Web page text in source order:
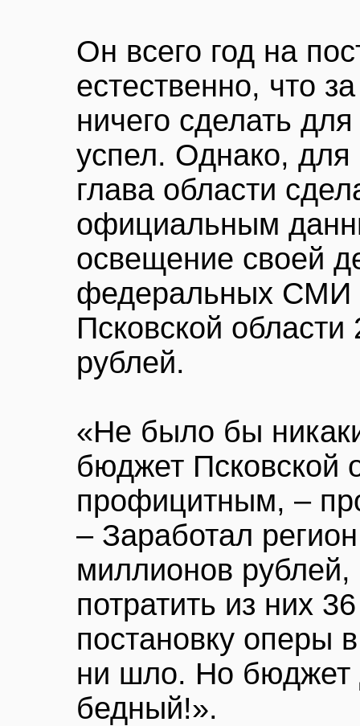
Он всего год на
естественно, что
ничего сделать
успел. Однако, для
глава области
официальным
освещение своей
федеральных СМИ
Псковской
рублей.
«Не было бы
бюджет Псковской
профицитным, –
– Заработал
миллионов
потратить из них
постановку оперы
ни шло. Но бюджет
бедный!».